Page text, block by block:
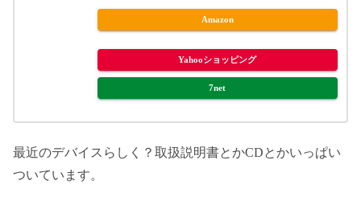
Amazon
Yahooショッピング
7net
最近のデバイスらしく？取扱説明書とかCDとかいっぱい
ついています。